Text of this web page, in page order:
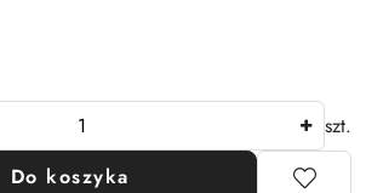
szt.
Do koszyka